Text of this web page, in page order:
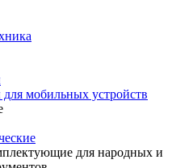
для мобильных устройств
для народных и